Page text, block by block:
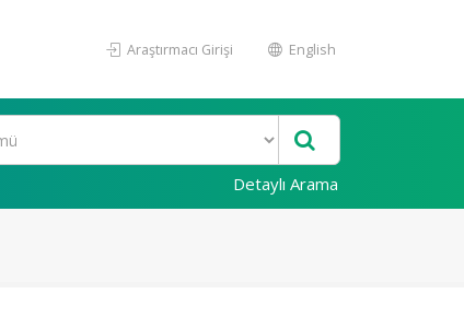
Araştırmacı Girişi English
Detaylı Arama